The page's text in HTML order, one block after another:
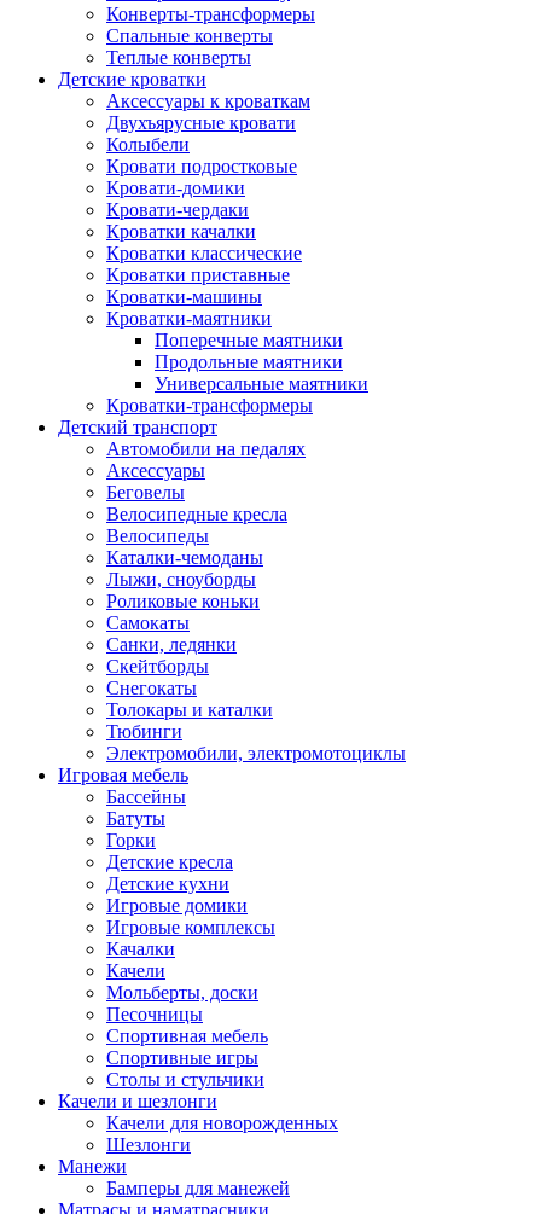
Конверты-трансформеры
Спальные конверты
Теплые конверты
Детские кроватки
Аксессуары к кроваткам
Двухъярусные кровати
Колыбели
Кровати подростковые
Кровати-домики
Кровати-чердаки
Кроватки качалки
Кроватки классические
Кроватки приставные
Кроватки-машины
Кроватки-маятники
Поперечные маятники
Продольные маятники
Универсальные маятники
Кроватки-трансформеры
Детский транспорт
Автомобили на педалях
Аксессуары
Беговелы
Велосипедные кресла
Велосипеды
Каталки-чемоданы
Лыжи, сноуборды
Роликовые коньки
Самокаты
Санки, ледянки
Скейтборды
Снегокаты
Толокары и каталки
Тюбинги
Электромобили, электромотоциклы
Игровая мебель
Бассейны
Батуты
Горки
Детские кресла
Детские кухни
Игровые домики
Игровые комплексы
Качалки
Качели
Мольберты, доски
Песочницы
Спортивная мебель
Спортивные игры
Столы и стульчики
Качели и шезлонги
Качели для новорожденных
Шезлонги
Манежи
Бамперы для манежей
Матрасы и наматрасники